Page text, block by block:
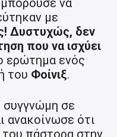
με
Δυστυχώς, δεν
που να ισχύει
ερώτημα ενός
του Φοίνιξ.
συγγνώμη σε
ότι
του πάστορα στην